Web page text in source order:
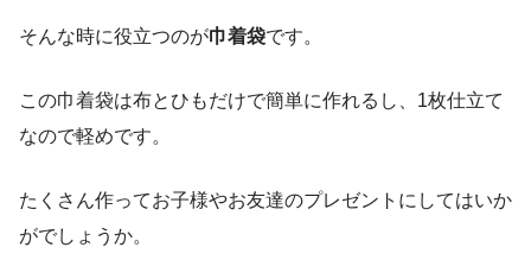
そんな時に役立つのが巾着袋です。
この巾着袋は布とひもだけで簡単に作れるし、1枚仕立て
なので軽めです。
たくさん作ってお子様やお友達のプレゼントにしてはいか
がでしょうか。